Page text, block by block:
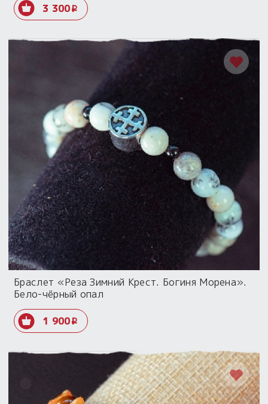
3 300i
Браслет «Реза Зимний Крест. Богиня Морена».
Бело-чёрный опал
1 900i